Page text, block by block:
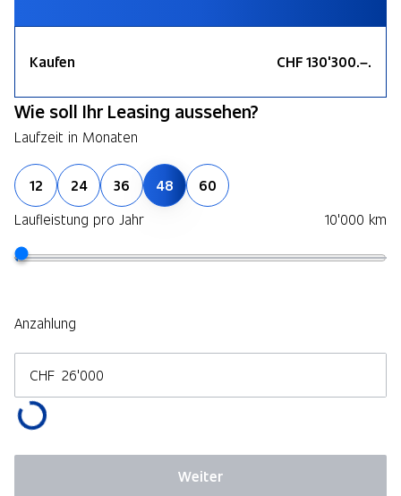
Kaufen CHF 130'300.–.
Wie soll Ihr Leasing aussehen?
Laufzeit in Monaten
12 24 36 48
60
Laufleistung pro Jahr
10'000 km
Anzahlung
CHF
Weiter